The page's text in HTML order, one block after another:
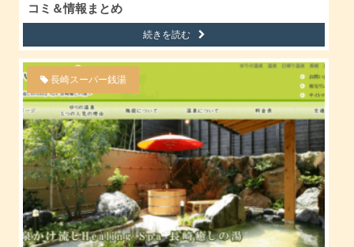
コミ＆情報まとめ
続きを読む
長崎スーパー銭湯